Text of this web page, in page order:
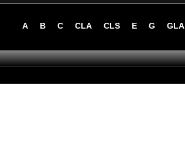
A B C CLA CLS E G GLA